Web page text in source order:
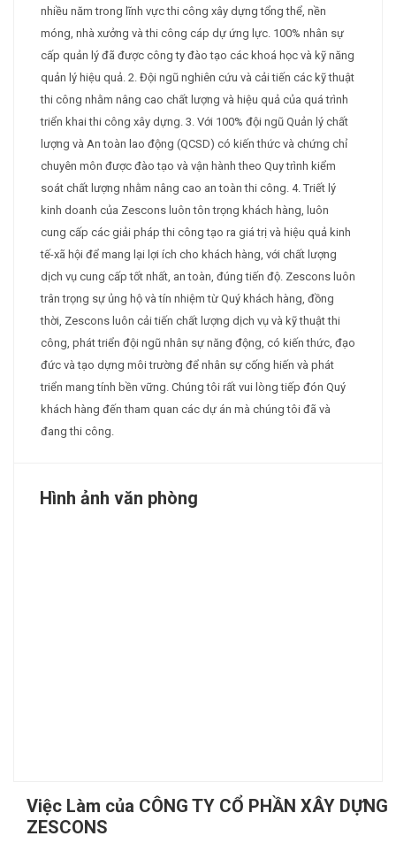
nhiều năm trong lĩnh vực thi công xây dựng tổng thể, nền
móng, nhà xưởng và thi công cáp dự ứng lực. 100% nhân sự
cấp quản lý đã được công ty đào tạo các khoá học và kỹ năng
quản lý hiệu quả. 2. Đội ngũ nghiên cứu và cải tiến các kỹ thuật
thi công nhằm nâng cao chất lượng và hiệu quả của quá trình
triển khai thi công xây dựng. 3. Với 100% đội ngũ Quản lý chất
lượng và An toàn lao động (QCSD) có kiến thức và chứng chỉ
chuyên môn được đào tạo và vận hành theo Quy trình kiểm
soát chất lượng nhằm nâng cao an toàn thi công. 4. Triết lý
kinh doanh của Zescons luôn tôn trọng khách hàng, luôn
cung cấp các giải pháp thi công tạo ra giá trị và hiệu quả kinh
tế-xã hội để mang lại lợi ích cho khách hàng, với chất lượng
dịch vụ cung cấp tốt nhất, an toàn, đúng tiến độ. Zescons luôn
trân trọng sự ủng hộ và tín nhiệm từ Quý khách hàng, đồng
thời, Zescons luôn cải tiến chất lượng dịch vụ và kỹ thuật thi
công, phát triển đội ngũ nhân sự năng động, có kiến thức, đạo
đức và tạo dựng môi trường để nhân sự cống hiến và phát
triển mang tính bền vững. Chúng tôi rất vui lòng tiếp đón Quý
khách hàng đến tham quan các dự án mà chúng tôi đã và
đang thi công.
Hình ảnh văn phòng
Việc Làm của CÔNG TY CỔ PHẦN XÂY DỰNG
ZESCONS